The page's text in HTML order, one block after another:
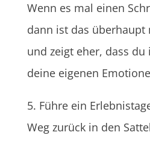
Wenn es mal einen
dann ist das
und zeigt eher, dass du
deine eigenen
5. Führe ein
Weg zurück in den